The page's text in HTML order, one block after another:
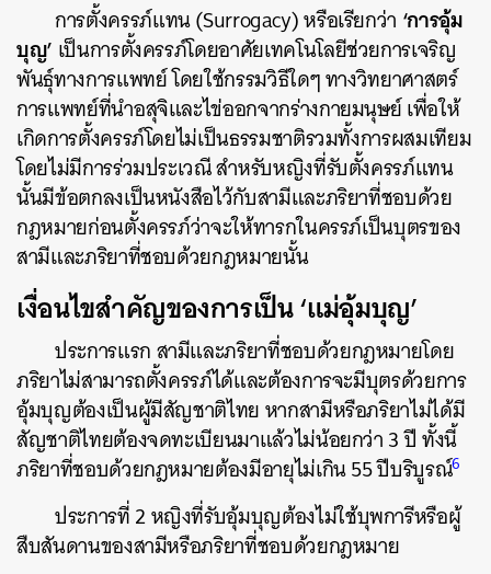
การตั้งครรภ์แทน (Surrogacy) หรือเรียกว่า ‘การอุ้ม
บุญ’ เป็นการตั้งครรภ์โดยอาศัยเทคโนโลยีช่วยการเจริญ
พันธุ์ทางการแพทย์ โดยใช้กรรมวิธีใดๆ ทางวิทยาศาสตร์
การแพทย์ที่นำอสุจิและไข่ออกจากร่างกายมนุษย์ เพื่อให้
เกิดการตั้งครรภ์โดยไม่เป็นธรรมชาติรวมทั้งการผสมเทียม
โดยไม่มีการร่วมประเวณี สำหรับหญิงที่รับตั้งครรภ์แทน
นั้นมีข้อตกลงเป็นหนังสือไว้กับสามีและภริยาที่ชอบด้วย
กฎหมายก่อนตั้งครรภ์ว่าจะให้ทารกในครรภ์เป็นบุตรของ
สามีและภริยาที่ชอบด้วยกฎหมายนั้น
เงื่อนไขสำคัญของการเป็น ‘แม่อุ้มบุญ’
ประการแรก สามีและภริยาที่ชอบด้วยกฎหมายโดย
ภริยาไม่สามารถตั้งครรภ์ได้และต้องการจะมีบุตรด้วยการ
อุ้มบุญต้องเป็นผู้มีสัญชาติไทย หากสามีหรือภริยาไม่ได้มี
สัญชาติไทยต้องจดทะเบียนมาแล้วไม่น้อยกว่า 3 ปี ทั้งนี้
ภริยาที่ชอบด้วยกฎหมายต้องมีอายุไม่เกิน 55 ปีบริบูรณ์6
ประการที่ 2 หญิงที่รับอุ้มบุญต้องไม่ใช้บุพการีหรือผู้
สืบสันดานของสามีหรือภริยาที่ชอบด้วยกฎหมาย